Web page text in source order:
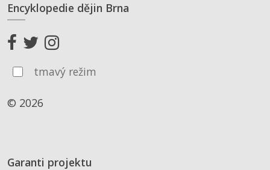
Encyklopedie dějin Brna
tmavý režim
© 2026
Garanti projektu